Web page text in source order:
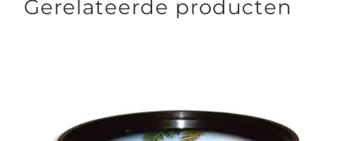
Gerelateerde producten